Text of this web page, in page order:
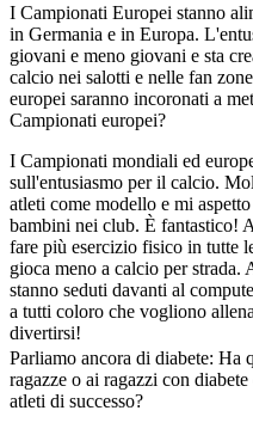
I Campionati Europei stanno
in Germania e in Europa.
giovani e meno giovani e sta
calcio nei salotti e nelle fan
europei saranno incoronati a
Campionati europei?
I Campionati mondiali ed
sull'entusiasmo per il calcio.
atleti come modello e mi
bambini nei club. È fantastico!
fare più esercizio fisico in tutte
gioca meno a calcio per
stanno seduti davanti al
a tutti coloro che vogliono
divertirsi!
Parliamo ancora di diabete: Ha
ragazze o ai ragazzi con
atleti di successo?